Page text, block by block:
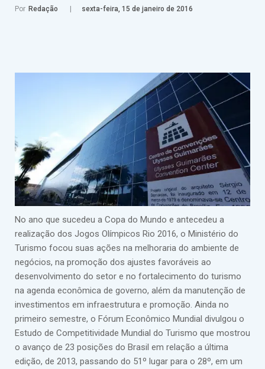
Por Redação sexta-feira, 15 de janeiro de 2016
No ano que sucedeu a Copa do Mundo e antecedeu a
realização dos Jogos Olímpicos Rio 2016, o Ministério do
Turismo focou suas ações na melhoraria do ambiente de
negócios, na promoção dos ajustes favoráveis ao
desenvolvimento do setor e no fortalecimento do turismo
na agenda econômica de governo, além da manutenção de
investimentos em infraestrutura e promoção. Ainda no
primeiro semestre, o Fórum Econômico Mundial divulgou o
Estudo de Competitividade Mundial do Turismo que mostrou
o avanço de 23 posições do Brasil em relação a última
edição, de 2013, passando do 51º lugar para o 28º, em um